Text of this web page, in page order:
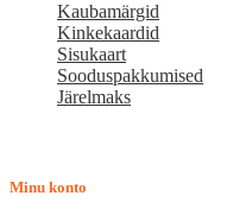
Kaubamärgid
Kinkekaardid
Sisukaart
Sooduspakkumised
Järelmaks
Minu konto